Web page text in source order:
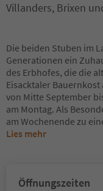
Villanders, Brixen
Die beiden Stuben im
Generationen ein
des Erbhofes, die die
Eisacktaler
von Mitte September
am Montag. Als
am Wochenende zu
Lies mehr
Öffnungszeiten